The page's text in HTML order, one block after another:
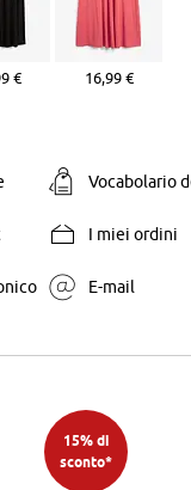
€ 16,99 €
Vocabolario
I miei ordini
E-mail
15% di
sconto*